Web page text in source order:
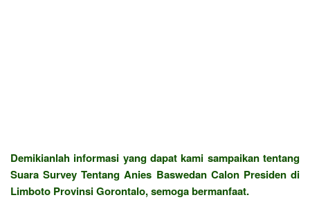
Demikianlah informasi yang dapat kami sampaikan tentang
Suara Survey Tentang Anies Baswedan Calon Presiden di
Limboto Provinsi Gorontalo, semoga bermanfaat.